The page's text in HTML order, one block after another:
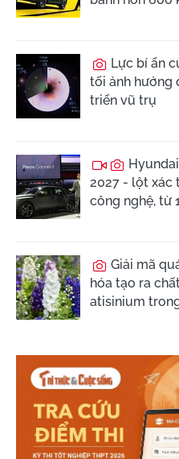
Lực bí ẩn
tối ảnh hưởng
triển vũ trụ
2027 - lột xác
công nghệ, từ
Giải mã
hóa tạo ra
atisinium